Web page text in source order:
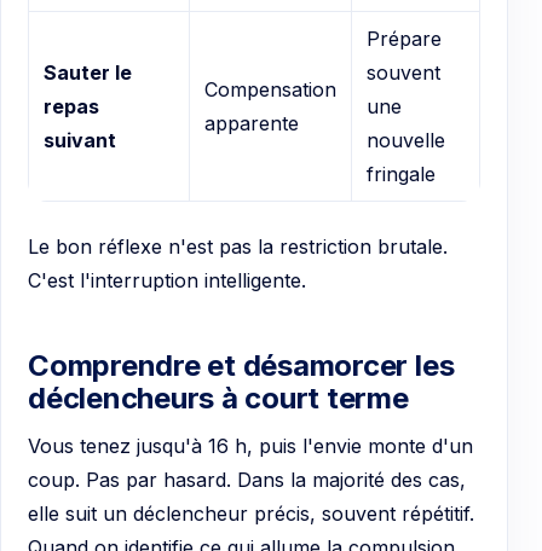
Sauter le
repas
suivant
Compensation
apparente
Prépare
souvent
une
nouvelle
fringale
Le bon réflexe n'est pas la restriction brutale.
C'est l'interruption intelligente.
Comprendre et désamorcer les
déclencheurs à court terme
Vous tenez jusqu'à 16 h, puis l'envie monte d'un
coup. Pas par hasard. Dans la majorité des cas,
elle suit un déclencheur précis, souvent répétitif.